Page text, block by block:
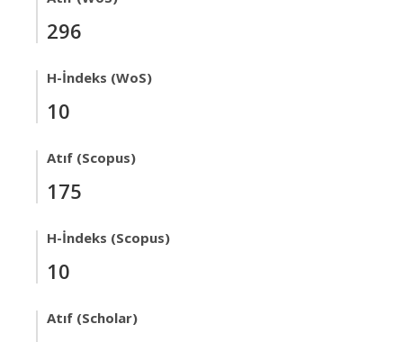
296
H-İndeks (WoS)
10
Atıf (Scopus)
175
H-İndeks (Scopus)
10
Atıf (Scholar)